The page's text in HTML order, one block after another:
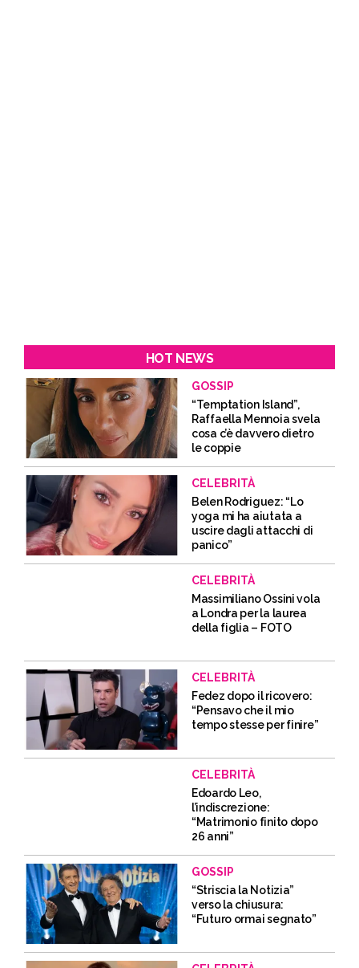
HOT NEWS
GOSSIP
“Temptation Island”,
Raffaella Mennoia svela
cosa c’è davvero dietro
le coppie
CELEBRITÀ
Belen Rodriguez: “Lo
yoga mi ha aiutata a
uscire dagli attacchi di
panico”
CELEBRITÀ
Massimiliano Ossini vola
a Londra per la laurea
della figlia – FOTO
CELEBRITÀ
Fedez dopo il ricovero:
“Pensavo che il mio
tempo stesse per finire”
CELEBRITÀ
Edoardo Leo,
l’indiscrezione:
“Matrimonio finito dopo
26 anni”
GOSSIP
“Striscia la Notizia”
verso la chiusura:
“Futuro ormai segnato”